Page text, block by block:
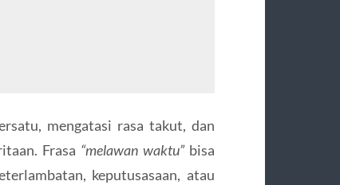
mengatasi rasa takut, dan
Frasa “melawan waktu”bisa
keputusasaan, atau